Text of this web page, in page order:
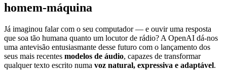
homem-máquina
Já imaginou falar com o seu computador — e ouvir uma resposta
que soa tão humana quanto um locutor de rádio? A OpenAI dá-nos
uma antevisão entusiasmante desse futuro com o lançamento dos
seus mais recentes modelos de áudio, capazes de transformar
qualquer texto escrito numa voz natural, expressiva e adaptável.